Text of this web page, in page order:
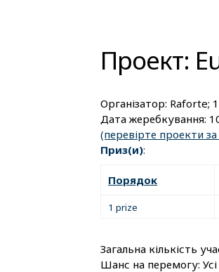
Проект:
Організатор: Raforte;
Дата жеребкування:
(перевірте проекти
Приз(и):
Порядок
1 prize
Загальна кількість
Шанс на перемогу: